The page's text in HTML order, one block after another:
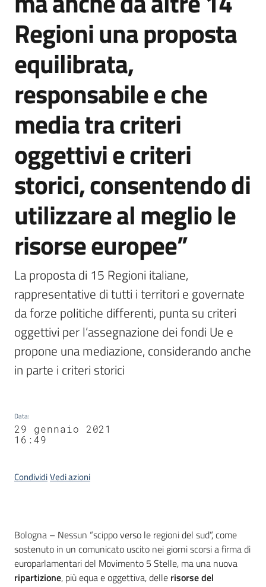
Regioni una proposta
equilibrata,
responsabile e che
media tra criteri
oggettivi e criteri
storici, consentendo di
utilizzare al meglio le
risorse europee”
La proposta di 15 Regioni italiane,
rappresentative di tutti i territori e governate
da forze politiche differenti, punta su criteri
oggettivi per l’assegnazione dei fondi Ue e
propone una mediazione, considerando anche
in parte i criteri storici
Data:
29 gennaio 2021
16:49
CondividiVedi azioni
Contenuto
Bologna – Nessun “scippo verso le regioni del sud”, come
sostenuto in un comunicato uscito nei giorni scorsi a firma di
europarlamentari del Movimento 5 Stelle, ma una nuova
ripartizione, più equa e oggettiva, delle risorse del